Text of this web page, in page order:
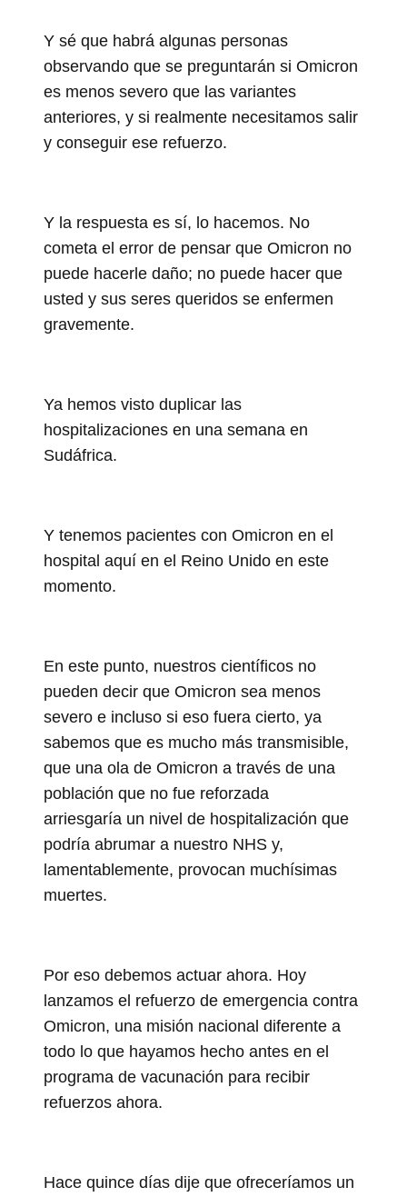
Y sé que habrá algunas personas
observando que se preguntarán si Omicron
es menos severo que las variantes
anteriores, y si realmente necesitamos salir
y conseguir ese refuerzo.
Y la respuesta es sí, lo hacemos. No
cometa el error de pensar que Omicron no
puede hacerle daño; no puede hacer que
usted y sus seres queridos se enfermen
gravemente.
Ya hemos visto duplicar las
hospitalizaciones en una semana en
Sudáfrica.
Y tenemos pacientes con Omicron en el
hospital aquí en el Reino Unido en este
momento.
En este punto, nuestros científicos no
pueden decir que Omicron sea menos
severo e incluso si eso fuera cierto, ya
sabemos que es mucho más transmisible,
que una ola de Omicron a través de una
población que no fue reforzada
arriesgaría un nivel de hospitalización que
podría abrumar a nuestro NHS y,
lamentablemente, provocan muchísimas
muertes.
Por eso debemos actuar ahora. Hoy
lanzamos el refuerzo de emergencia contra
Omicron, una misión nacional diferente a
todo lo que hayamos hecho antes en el
programa de vacunación para recibir
refuerzos ahora.
Hace quince días dije que ofreceríamos un